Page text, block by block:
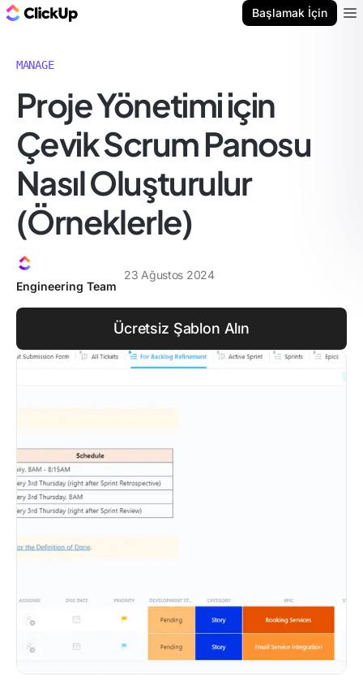
Başlamak İçin
MANAGE
Proje Yönetimi için
Çevik Scrum Panosu
Nasıl Oluşturulur
(Örneklerle)
Engineering Team
23 Ağustos 2024
Ücretsiz Şablon Alın